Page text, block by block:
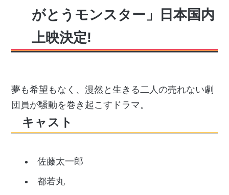
がとうモンスター」日本国内
上映決定!
夢も希望もなく、漫然と生きる二人の売れない劇
団員が騒動を巻き起こすドラマ。
キャスト
佐藤太一郎
都若丸